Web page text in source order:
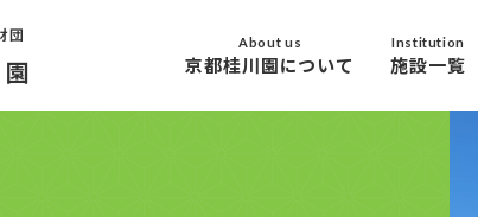
About us
京都桂川園について
Institution
施設一覧